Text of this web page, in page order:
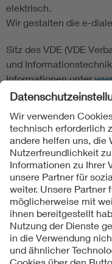
elektrisch.
Wir gestalten die e-
Sitz des VDE (VDE
und
Informationen unter
Folgen Sie uns
Kontakte
Service